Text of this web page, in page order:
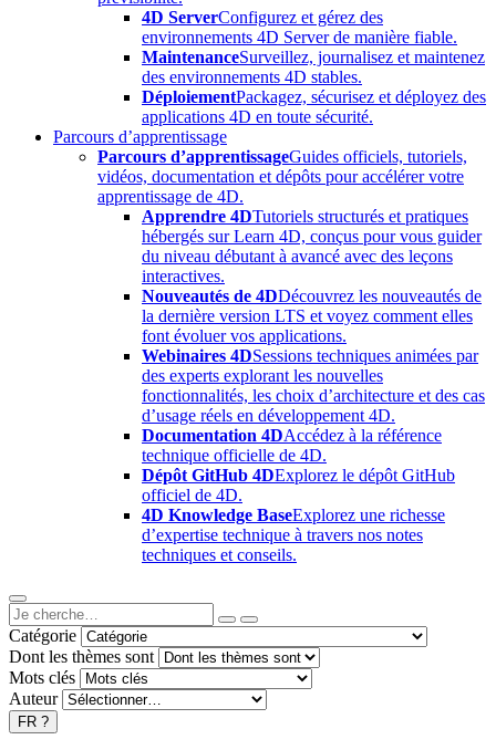
4D ServerConfigurez et gérez des
environnements 4D Server de manière fiable.
MaintenanceSurveillez, journalisez et maintenez
des environnements 4D stables.
DéploiementPackagez, sécurisez et déployez des
applications 4D en toute sécurité.
Parcours d’apprentissage
Parcours d’apprentissageGuides officiels, tutoriels,
vidéos, documentation et dépôts pour accélérer votre
apprentissage de 4D.
Apprendre 4DTutoriels structurés et pratiques
hébergés sur Learn 4D, conçus pour vous guider
du niveau débutant à avancé avec des leçons
interactives.
Nouveautés de 4DDécouvrez les nouveautés de
la dernière version LTS et voyez comment elles
font évoluer vos applications.
Webinaires 4DSessions techniques animées par
des experts explorant les nouvelles
fonctionnalités, les choix d’architecture et des cas
d’usage réels en développement 4D.
Documentation 4DAccédez à la référence
technique officielle de 4D.
Dépôt GitHub 4DExplorez le dépôt GitHub
officiel de 4D.
4D Knowledge BaseExplorez une richesse
d’expertise technique à travers nos notes
techniques et conseils.
Catégorie
Dont les thèmes sont
Mots clés
Auteur
FR ?